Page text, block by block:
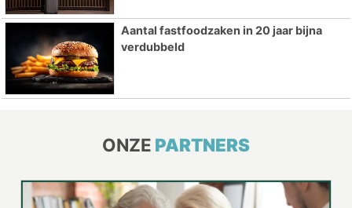
Aantal fastfoodzaken in 20 jaar bijna
verdubbeld
ONZE PARTNERS